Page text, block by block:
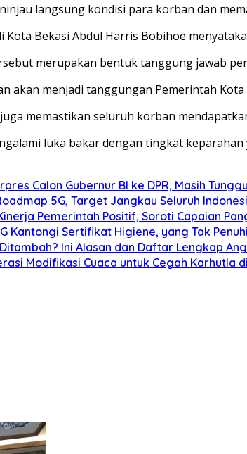
langsung kondisi para korban dan
Kota Bekasi Abdul Harris Bobihoe
merupakan bentuk tanggung jawab
akan menjadi tanggungan Pemerintah
memastikan seluruh korban
luka bakar dengan tingkat
Calon Gubernur BI ke DPR, Masih
5G, Target Jangkau Seluruh
Pemerintah Positif, Soroti Capaian
Kantongi Sertifikat Higiene, yang Tak
Ini Alasan dan Daftar Lengkap
Modifikasi Cuaca untuk Cegah Karhutla